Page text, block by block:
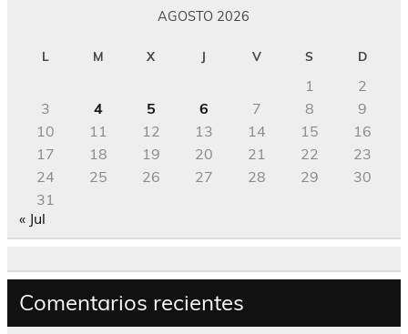
AGOSTO 2026
L M X J V S D
1
2
3
4 5 6 7 8
9
10
11 12 13 14 15
16
17
18 19 20 21 22
23
24
25 26 27 28 29
30
31
« Jul
Comentarios recientes